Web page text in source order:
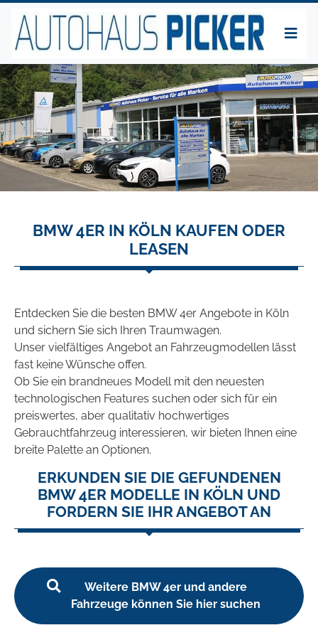
BMW 4ER IN KÖLN KAUFEN ODER
LEASEN
Entdecken Sie die besten BMW 4er Angebote in Köln
und sichern Sie sich Ihren Traumwagen.
Unser vielfältiges Angebot an Fahrzeugmodellen lässt
fast keine Wünsche offen.
Ob Sie ein brandneues Modell mit den neuesten
technologischen Features suchen oder sich für ein
preiswertes, aber qualitativ hochwertiges
Gebrauchtfahrzeug interessieren, wir bieten Ihnen eine
breite Palette an Optionen.
ERKUNDEN SIE DIE GEFUNDENEN
BMW 4ER MODELLE IN KÖLN UND
FORDERN SIE IHR ANGEBOT AN
Weitere BMW 4er und andere
Fahrzeuge können Sie hier suchen